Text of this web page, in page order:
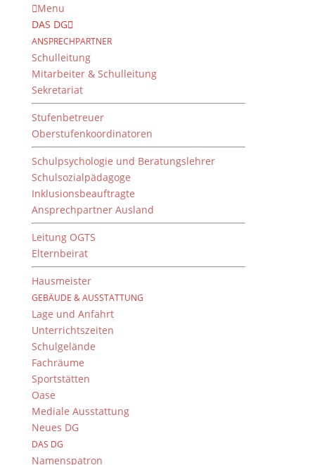
Menu
DAS DG
ANSPRECHPARTNER
Schulleitung
Mitarbeiter & Schulleitung
Sekretariat
Stufenbetreuer
Oberstufenkoordinatoren
Schulpsychologie und Beratungslehrer
Schulsozialpädagoge
Inklusionsbeauftragte
Ansprechpartner Ausland
Leitung OGTS
Elternbeirat
Hausmeister
GEBÄUDE & AUSSTATTUNG
Lage und Anfahrt
Unterrichtszeiten
Schulgelände
Fachräume
Sportstätten
Oase
Mediale Ausstattung
Neues DG
DAS DG
Namenspatron
Wettbewerbe
Eins, zwei, drei – wir sind wieder „in München“
dabei Dienstagmorgen, 9 Uhr am Bamberger
Bahnhof. Sieben Schüler/innen des
Dientzenhofer-Gymnasiums. Vorfreude auf die
Preisverleihung. Zum dritten Mal Hauptpreis
beim Geschichte-Landeswettbewerb
"Erinnerungszeichen"....